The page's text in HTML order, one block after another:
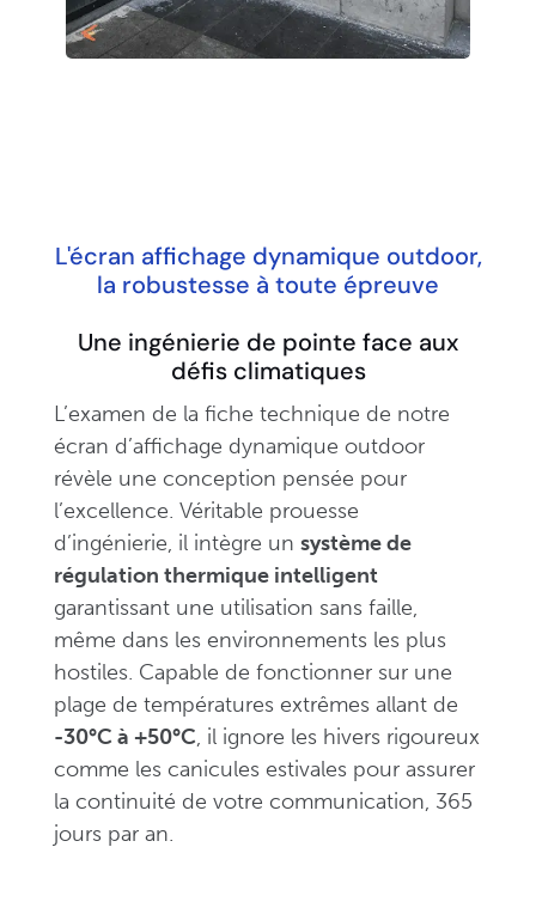
L'écran affichage dynamique outdoor,
la robustesse à toute épreuve
Une ingénierie de pointe face aux
défis climatiques
L’examen de la fiche technique de notre
écran d’affichage dynamique outdoor
révèle une conception pensée pour
l’excellence. Véritable prouesse
d’ingénierie, il intègre un système de
régulation thermique intelligent
garantissant une utilisation sans faille,
même dans les environnements les plus
hostiles. Capable de fonctionner sur une
plage de températures extrêmes allant de
-30°C à +50°C, il ignore les hivers rigoureux
comme les canicules estivales pour assurer
la continuité de votre communication, 365
jours par an.